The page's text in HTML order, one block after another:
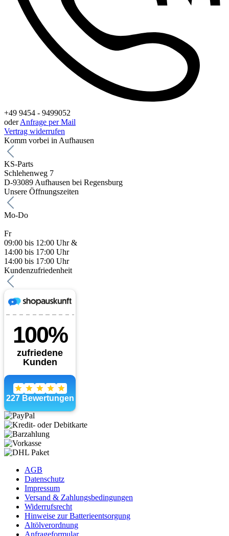
+49 9454 - 9499052
oderAnfrage per Mail
Vertrag widerrufen
Komm vorbei in Aufhausen
KS-Parts
Schlehenweg 7
D-93089 Aufhausen bei Regensburg
Unsere Öffnungszeiten
Mo-Do
Fr
09:00 bis 12:00 Uhr &
14:00 bis 17:00 Uhr
14:00 bis 17:00 Uhr
Kundenzufriedenheit
AGB
Datenschutz
Impressum
Versand & Zahlungsbedingungen
Widerrufsrecht
Hinweise zur Batterieentsorgung
Altölverordnung
Anfrageformular